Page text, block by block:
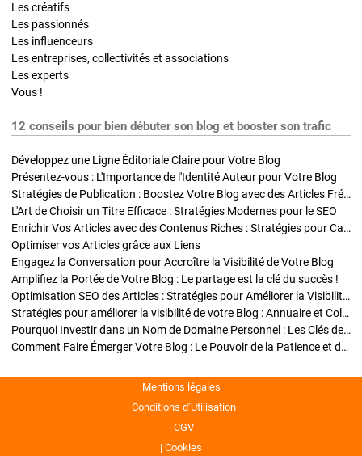
Les créatifs
Les passionnés
Les influenceurs
Les entreprises, collectivités et associations
Les experts
Vous !
12 conseils pour bien débuter son blog et booster son trafic
Développez une Ligne Éditoriale Claire pour Votre Blog
Présentez-vous : L'Importance de l'Identité Auteur pour Votre Blog
Stratégies de Publication : Boostez Votre Blog avec des Articles Fréquents et Exclusifs
L'Art de Choisir un Titre Efficace : Stratégies Modernes pour le SEO
Enrichir Vos Articles avec des Contenus Riches : Stratégies pour Captiver et Optimiser
Optimiser vos Articles grâce aux Liens
Engagez la Conversation pour Accroître la Visibilité de Votre Blog
Amplifiez la Portée de Votre Blog : Le partage est la clé du succès !
Optimisation SEO des Articles : Stratégies pour Améliorer la Visibilité de Votre Blog
Stratégies pour améliorer la visibilité de votre Blog : Annuaire et Collaborations
Pourquoi Investir dans un Nom de Domaine Personnel : Les Clés de la Réussite de Votre Blog
Comment Faire Émerger Votre Blog : Le Pouvoir de la Patience et de la Persévérance
Mentions légales
Conditions d’Utilisation
CGV
Cookies